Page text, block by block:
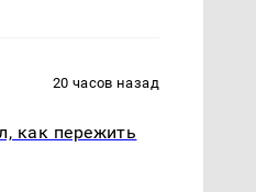
20 часов назад
как пережить